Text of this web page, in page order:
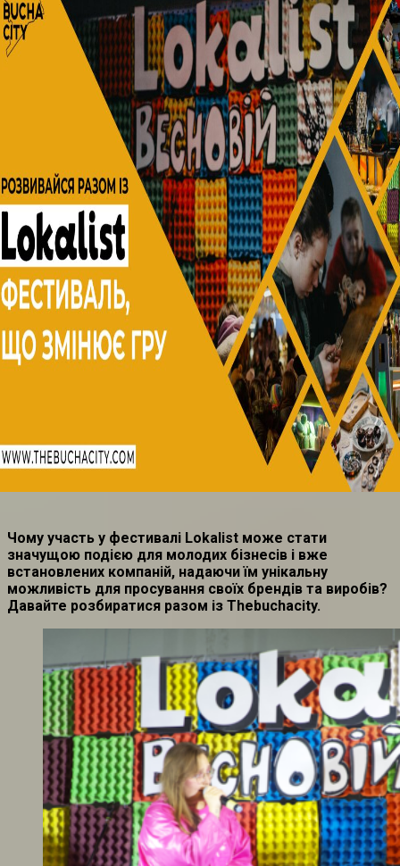
Чому участь у фестивалі Lokalist може стати
значущою подією для молодих бізнесів і вже
встановлених компаній, надаючи їм унікальну
можливість для просування своїх брендів та виробів?
Давайте розбиратися разом із Thebuchacity.